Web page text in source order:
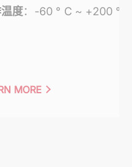
度：-60 ° C ~ +200 °
MORE